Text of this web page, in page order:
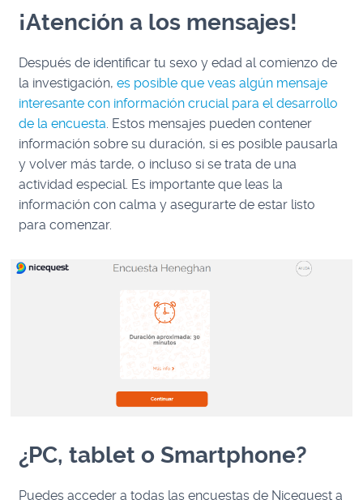
¡Atención a los mensajes!
Después de identificar tu sexo y edad al comienzo de
la investigación,es posible que veas algún mensaje
interesante con información crucial para el desarrollo
de la encuesta. Estos mensajes pueden contener
información sobre su duración, si es posible pausarla
y volver más tarde, o incluso si se trata de una
actividad especial. Es importante que leas la
información con calma y asegurarte de estar listo
para comenzar.
¿PC, tablet o Smartphone?
Puedes acceder a todas las encuestas de Nicequest a